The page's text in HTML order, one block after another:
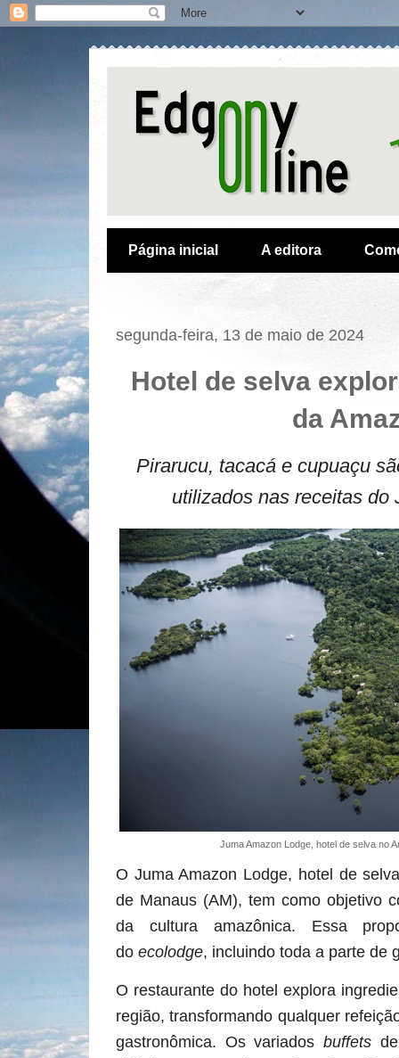
Página inicial A editora
segunda-feira, 13 de maio de 2024
Hotel de selva
da
Pirarucu, tacacá e cupuaçu
utilizados nas receitas do
Juma Amazon Lodge, hotel de selva no
O Juma Amazon Lodge, hotel de
de Manaus (AM), tem como objetivo
da cultura amazônica. Essa
do ecolodge, incluindo toda a parte de
O restaurante do hotel explora
região, transformando qualquer
gastronômica. Os variadosbuffets